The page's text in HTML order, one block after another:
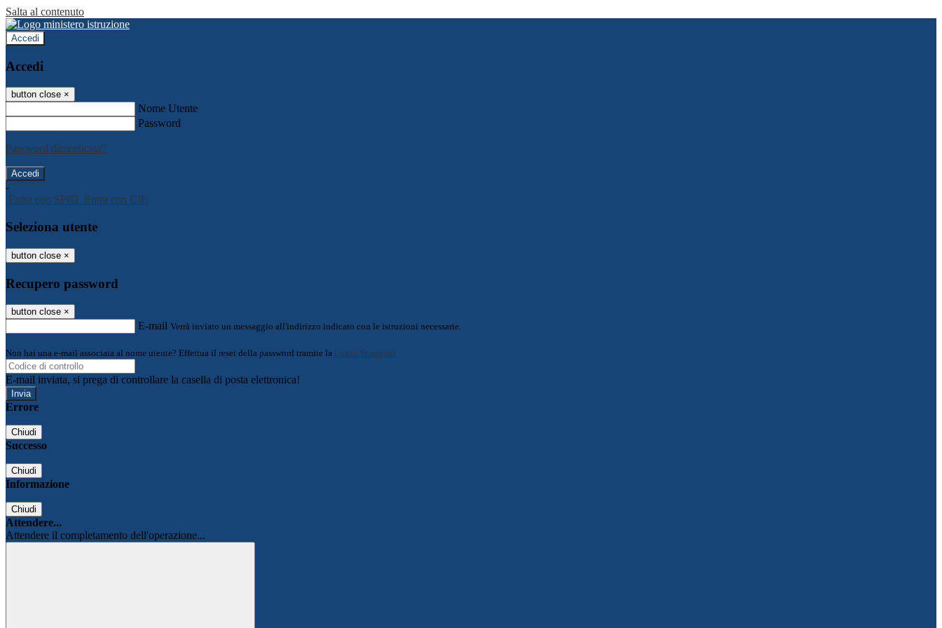
Salta al contenuto
Accedi
Accedi
button close ×
Nome Utente
Password
Password dimenticata?
-
Entra con SPID Entra con CIE
Seleziona utente
button close ×
Recupero password
button close ×
E-mail Verrà inviato un messaggio all'indirizzo indicato con le istruzioni necessarie.
Non hai una e-mail associata al nome utente? Effettua il reset della password tramite la Login Spaggiari
E-mail inviata, si prega di controllare la casella di posta elettronica!
Errore
Chiudi
Successo
Chiudi
Informazione
Chiudi
Attendere...
Attendere il completamento dell'operazione...